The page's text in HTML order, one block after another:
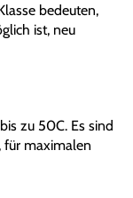
bedeuten,
ist, neu
zu 50C. Es sind
für maximalen